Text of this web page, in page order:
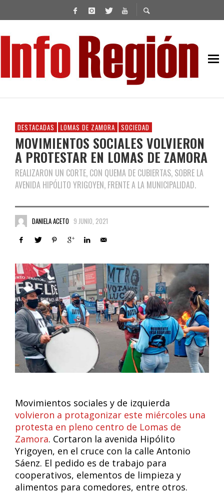
DESTACADAS LOMAS DE ZAMORA SOCIEDAD
MOVIMIENTOS SOCIALES VOLVIERON
A PROTESTAR EN LOMAS DE ZAMORA
REALIZARON UN CORTE, CON QUEMA DE CUBIERTAS, SOBRE LA
AVENIDA HIPÓLITO YRIGOYEN, FRENTE A LA MUNICIPALIDAD.
DANIELA ACETO 9 JUNIO, 2021
Movimientos sociales y de izquierda
volvieron a protagonizar este miércoles una
protesta en pleno centro de Lomas de
Zamora. Cortaron la avenida Hipólito
Yrigoyen, en el cruce con la calle Antonio
Sáenz. El pedido es de trabajo para
cooperativos, elementos de limpieza y
alimentos para comedores, entre otros.